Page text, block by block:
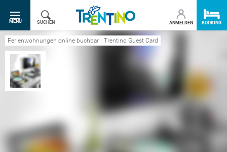
SR.TOGGLE-NAVIGATION
MENU
SUCHEN ANMELDEN BOOKING